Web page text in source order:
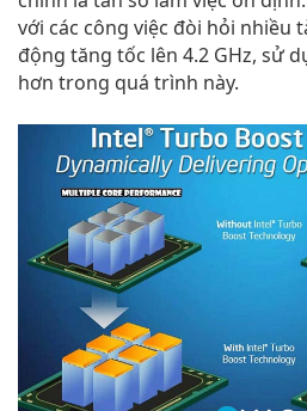
với các công việc đòi hỏi nhiều
động tăng tốc lên 4.2 GHz, sử
hơn trong quá trình này.